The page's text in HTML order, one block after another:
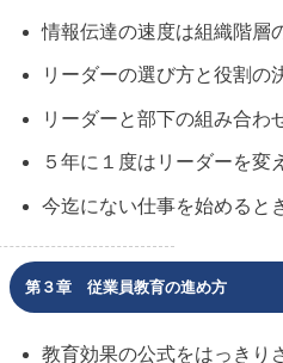
情報伝達の速度は組織階層
リーダーの選び方と役割の
リーダーと部下の組み合わ
５年に１度はリーダーを変
今迄にない仕事を始めると
第３章 従業員教育の進め方
教育効果の公式をはっきり